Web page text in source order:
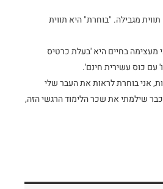
מגבילה. "בוחרת" היא תווית
מעצימה בחיים היא 'בעלת כרטיס
עם כוס עשירית חינם'.
אני בוחרת לראות את העבר שלי
שילמתי את שכר הלימוד הרגשי הזה,